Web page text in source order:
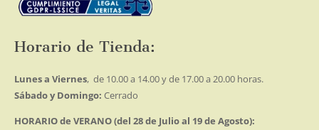
Horario de Tienda:
Lunes a Viernes, de 10.00 a 14.00 y de 17.00 a 20.00 horas.
Sábado y Domingo: Cerrado
HORARIO de VERANO (del 28 de Julio al 19 de Agosto):